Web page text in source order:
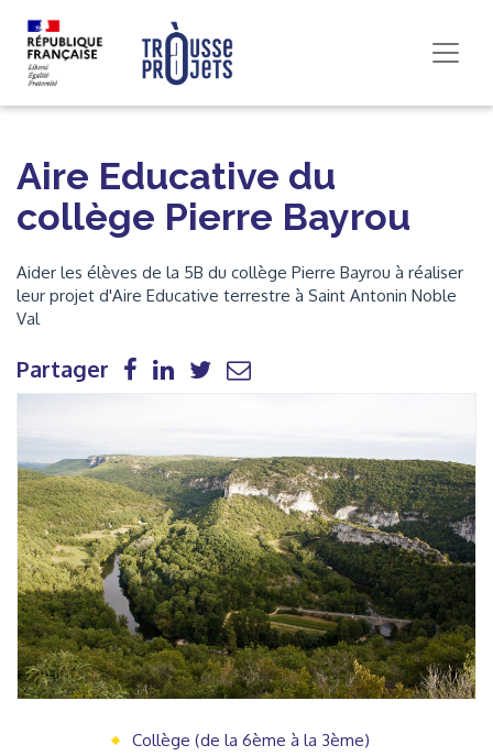
Aire Educative du
collège Pierre Bayrou
Aider les élèves de la 5B du collège Pierre Bayrou à réaliser
leur projet d'Aire Educative terrestre à Saint Antonin Noble
Val
Partager
Collège (de la 6ème à la 3ème)